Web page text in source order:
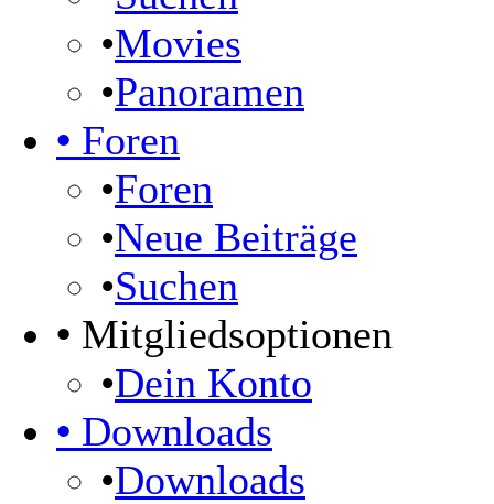
•Movies
•Panoramen
• Foren
•Foren
•Neue Beiträge
•Suchen
• Mitgliedsoptionen
•Dein Konto
• Downloads
•Downloads